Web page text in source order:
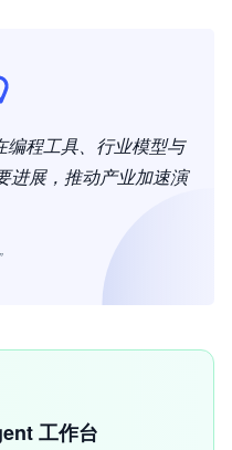
程工具、行业模型与
进展，推动产业加速演
工作台